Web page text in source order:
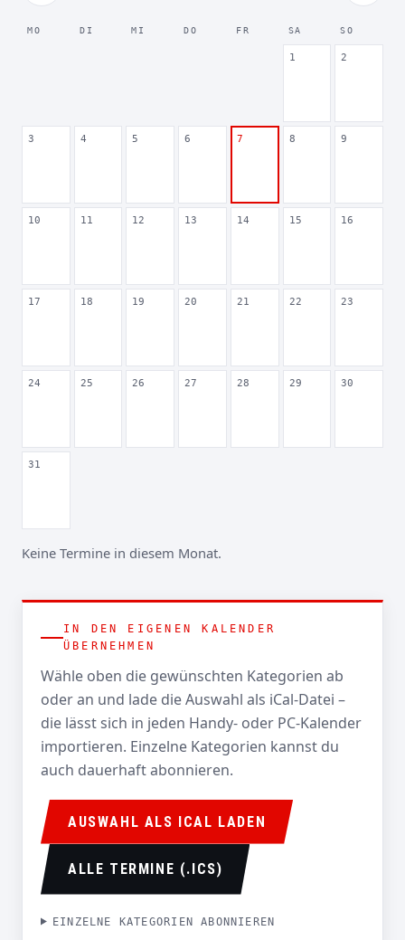
MO DI MI DO FR SA SO
1 2
3 4 5 6 7 8 9
10 11 12 13 14 15 16
17 18 19 20 21 22 23
24 25 26 27 28 29 30
31
Keine Termine in diesem Monat.
IN DEN EIGENEN KALENDER
ÜBERNEHMEN
Wähle oben die gewünschten Kategorien ab
oder an und lade die Auswahl als iCal-Datei –
die lässt sich in jeden Handy- oder PC-Kalender
importieren. Einzelne Kategorien kannst du
auch dauerhaft abonnieren.
AUSWAHL ALS ICAL LADEN
ALLE TERMINE (.ICS)
EINZELNE KATEGORIEN ABONNIEREN